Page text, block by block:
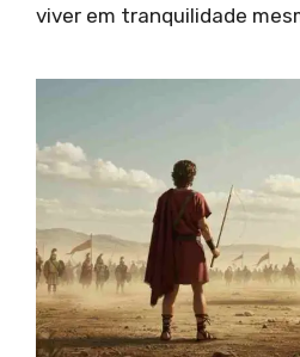
viver em tranquilidade